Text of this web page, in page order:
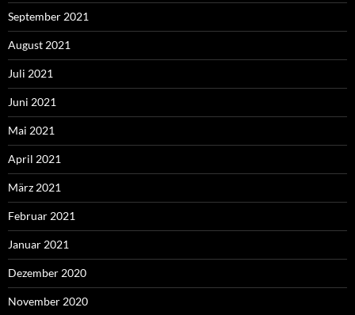
September 2021
August 2021
Juli 2021
Juni 2021
Mai 2021
April 2021
März 2021
Februar 2021
Januar 2021
Dezember 2020
November 2020